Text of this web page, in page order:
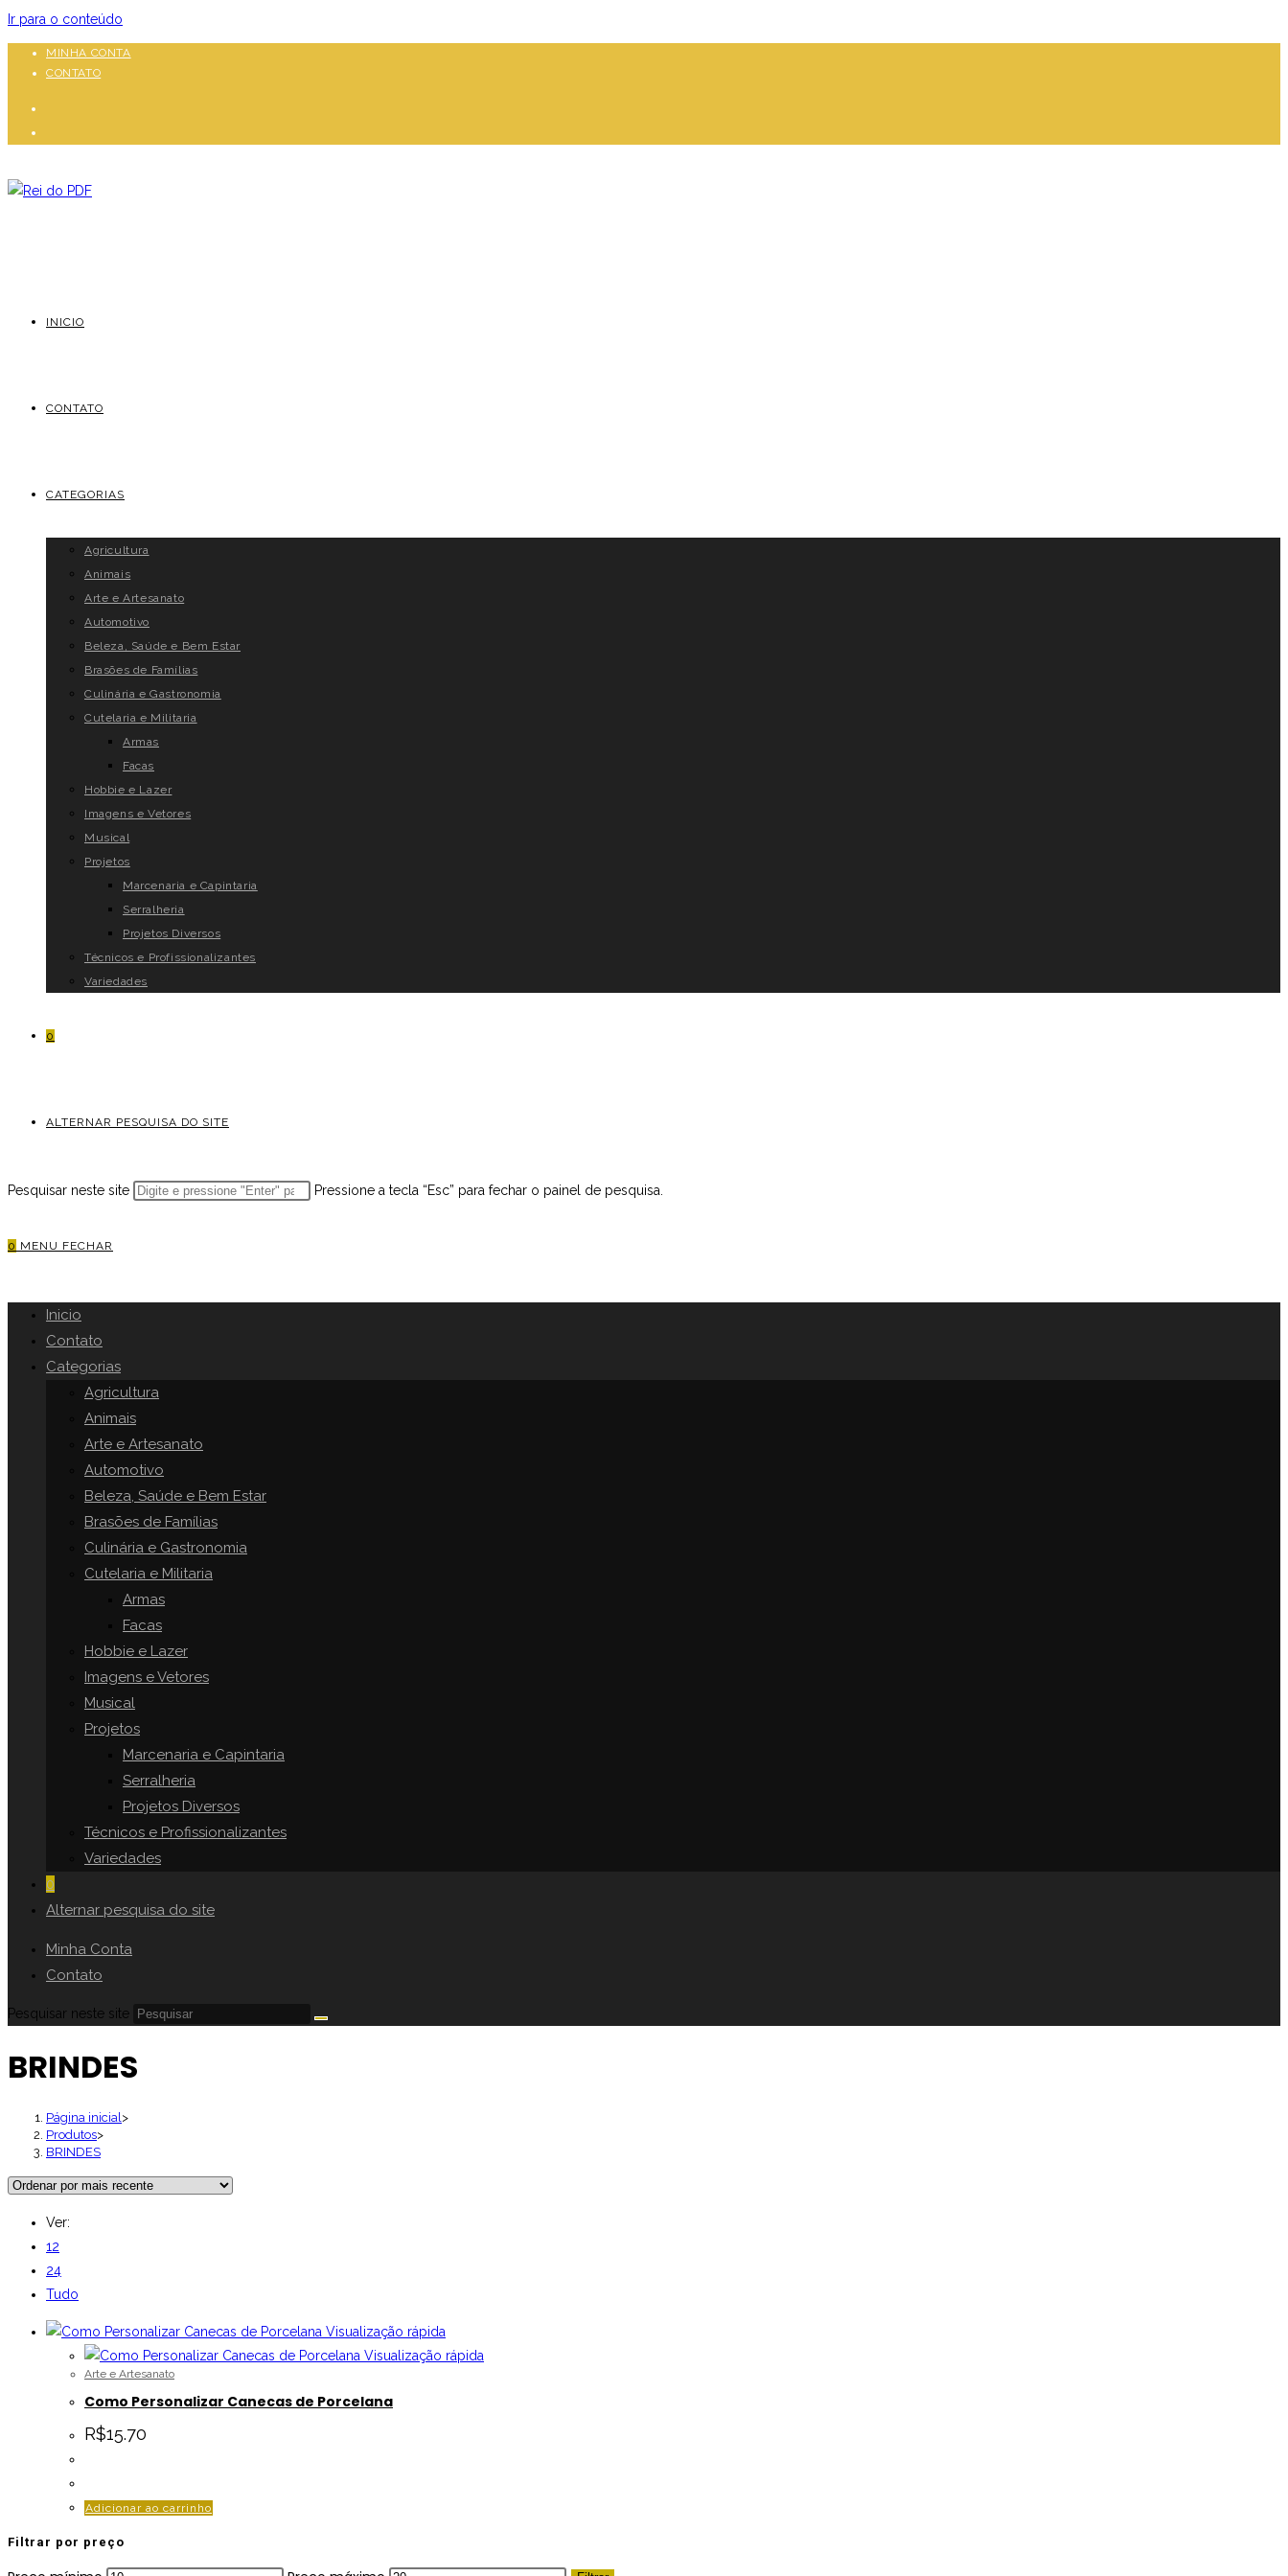
Ir para o conteúdo
MINHA CONTA
CONTATO
INICIO
CONTATO
CATEGORIAS
Agricultura
Animais
Arte e Artesanato
Automotivo
Beleza, Saúde e Bem Estar
Brasões de Famílias
Culinária e Gastronomia
Cutelaria e Militaria
Armas
Facas
Hobbie e Lazer
Imagens e Vetores
Musical
Projetos
Marcenaria e Capintaria
Serralheria
Projetos Diversos
Técnicos e Profissionalizantes
Variedades
0
ALTERNAR PESQUISA DO SITE
Pesquisar neste site Pressione a tecla “Esc” para fechar o painel de pesquisa.
0 MENU FECHAR
Inicio
Contato
Categorias
Agricultura
Animais
Arte e Artesanato
Automotivo
Beleza, Saúde e Bem Estar
Brasões de Famílias
Culinária e Gastronomia
Cutelaria e Militaria
Armas
Facas
Hobbie e Lazer
Imagens e Vetores
Musical
Projetos
Marcenaria e Capintaria
Serralheria
Projetos Diversos
Técnicos e Profissionalizantes
Variedades
0
Alternar pesquisa do site
Minha Conta
Contato
Pesquisar neste site
BRINDES
Página inicial >
Produtos>
BRINDES
Ver:
12
24
Tudo
Visualização rápida
Visualização rápida
Arte e Artesanato
Como Personalizar Canecas de Porcelana
R$15.70
Adicionar ao carrinho
Filtrar por preço